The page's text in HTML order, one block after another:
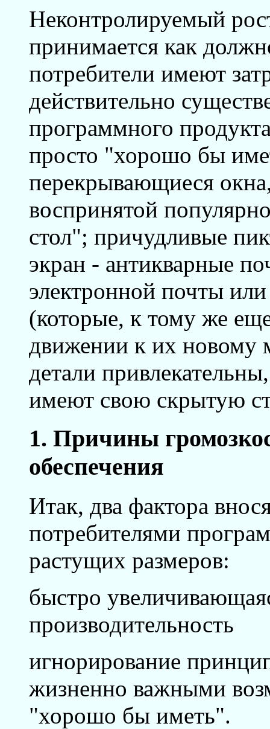
Неконтролируемый
принимается как
потребители имеют
действительно
программного
просто "хорошо бы
перекрывающиеся
воспринятой
стол"; причудливые
экран - антикварные
электронной почты
(которые, к тому же
движении к их новому
детали
имеют свою скрытую
1. Причины
обеспечения
Итак, два фактора
потребителями
растущих размеров:
быстро
производительность
игнорирование
жизненно важными
"хорошо бы иметь".